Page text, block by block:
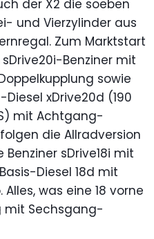
der X2 die soeben
und Vierzylinder aus
Zum Marktstart
Benziner mit
sowie
xDrive20d (190
mit Achtgang-
die Allradversion
sDrive18i mit
Diesel 18d mit
was eine 18 vorne
mit Sechsgang-